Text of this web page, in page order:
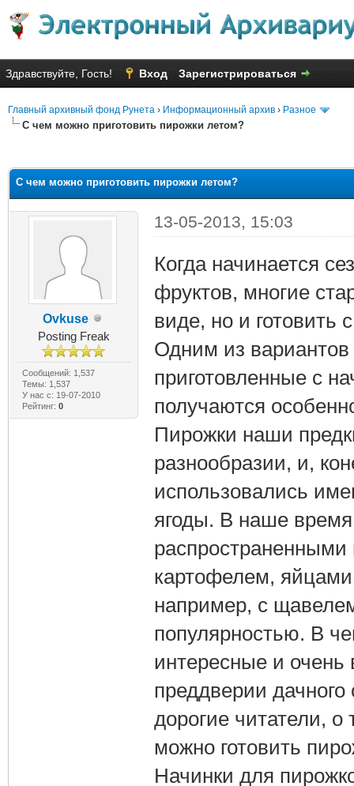
Здравствуйте, Гость! Вход Зарегистрироваться
Главный архивный фонд Рунета › Информационный архив › Разное
С чем можно приготовить пирожки летом?
С чем можно приготовить пирожки летом?
Ovkuse
Posting Freak
Сообщений: 1,537
Темы: 1,537
У нас с: 19-07-2010
Рейтинг: 0
13-05-2013, 15:03
Когда начинается
фруктов, многие
виде, но и готовить
Одним из
приготовленные с
получаются
Пирожки наши
разнообразии, и,
использовались
ягоды. В наше
картофелем,
например, с
популярностью. В
интересные и
преддверии
дорогие читатели,
можно готовить
Начинки для